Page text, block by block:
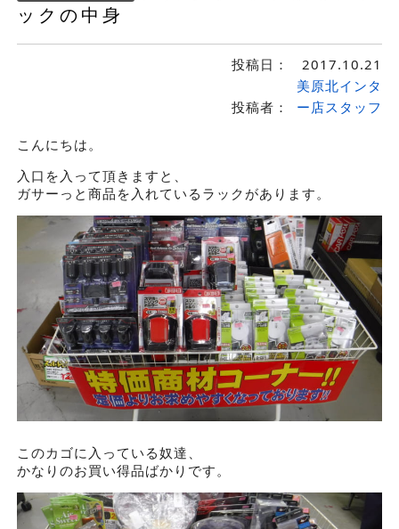
ックの中身
投稿日： 2017.10.21
投稿者：
美原北インタ
ー店スタッフ
こんにちは。
入口を入って頂きますと、
ガサーっと商品を入れているラックがあります。
このカゴに入っている奴達、
かなりのお買い得品ばかりです。